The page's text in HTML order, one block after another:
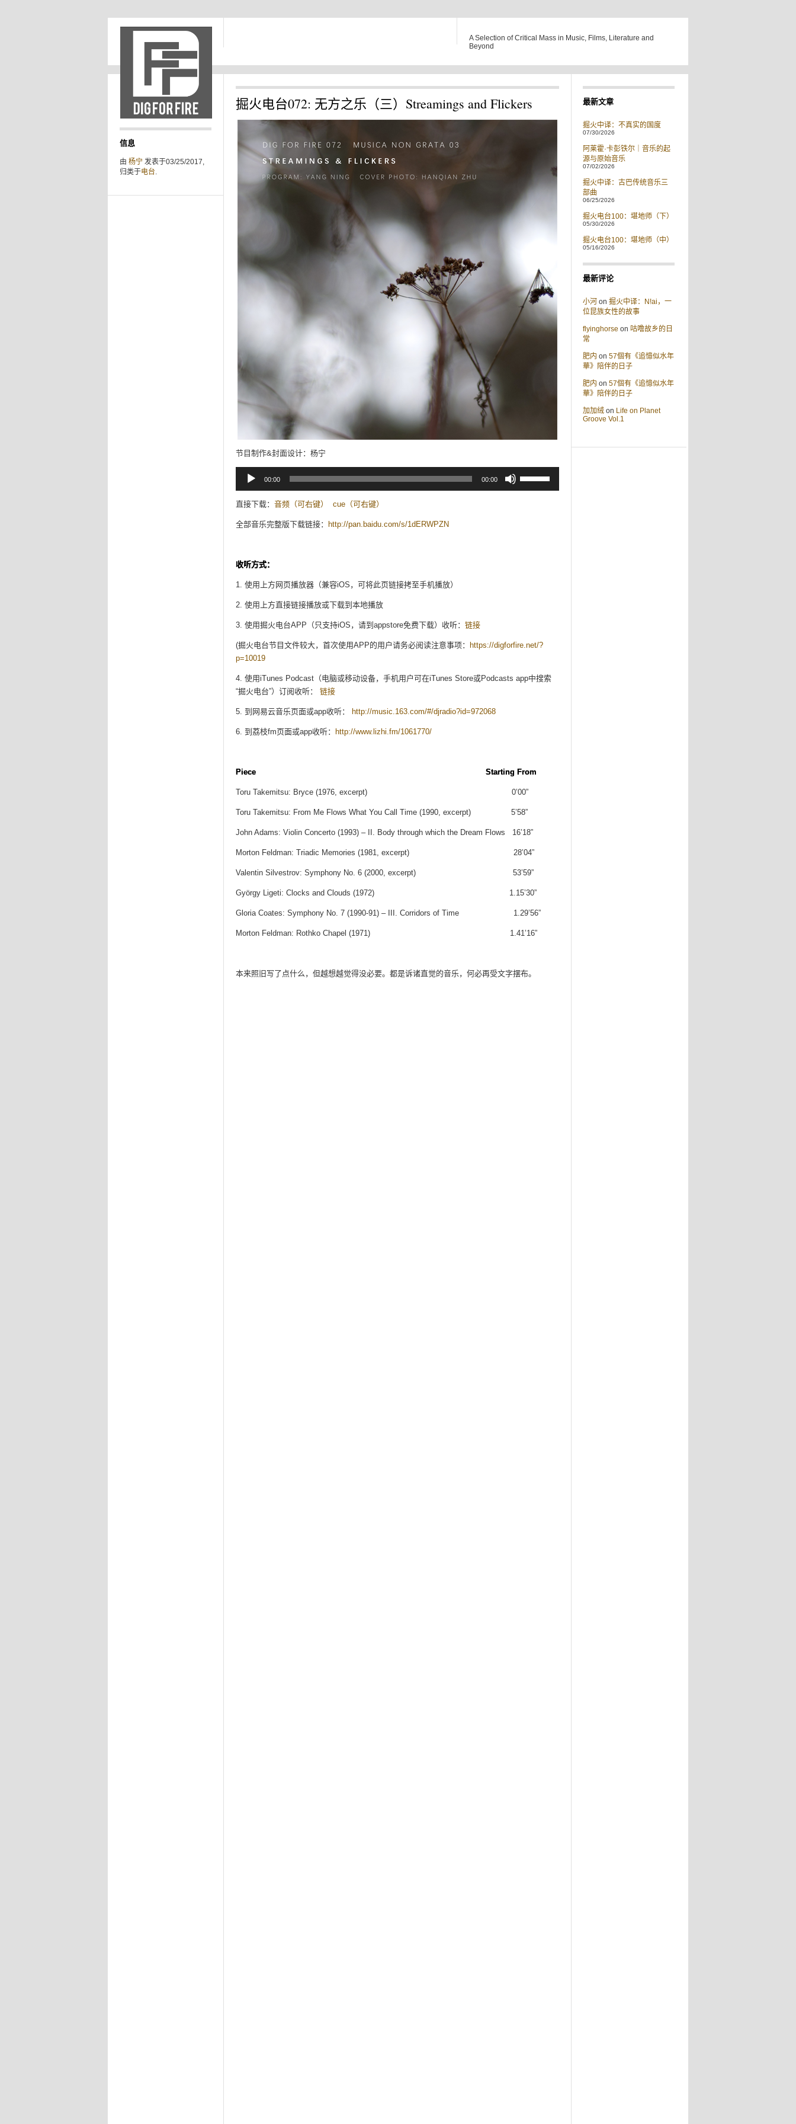
A Selection of Critical Mass in Music, Films, Literature and
Beyond
信息
由 杨宁 发表于03/25/2017,
归类于电台.
掘火电台072: 无方之乐（三）Streamings and Flickers
节目制作&封面设计：杨宁
播
放
00:00 00:00
用
上/
直接下载： 音频（可右键） cue（可右键）
全部音乐完整版下载链接： http://pan.baidu.com/s/1dERWPZN
收听方式：
1. 使用上方网页播放器（兼容iOS，可将此页链接拷至手机播放）
2. 使用上方直接链接播放或下载到本地播放
3. 使用掘火电台APP（只支持iOS，请到appstore免费下载）收听： 链接
(掘火电台节目文件较大，首次使用APP的用户请务必阅读注意事项：
https://digforfire.net/?
p=10019
4. 使用iTunes Podcast（电脑或移动设备，手机用户可在iTunes Store或Podcasts app中搜索
“掘火电台”）订阅收听： 链接
5. 到网易云音乐页面或app收听： http://music.163.com/#/djradio?id=972068
6. 到荔枝fm页面或app收听： http://www.lizhi.fm/1061770/
Piece Starting From
Toru Takemitsu: Bryce (1976, excerpt) 0’00”
Toru Takemitsu: From Me Flows What You Call Time (1990, excerpt) 5’58”
John Adams: Violin Concerto (1993) – II. Body through which the Dream Flows 16’18”
Morton Feldman: Triadic Memories (1981, excerpt) 28’04”
Valentin Silvestrov: Symphony No. 6 (2000, excerpt) 53’59”
György Ligeti: Clocks and Clouds (1972) 1.15’30”
Gloria Coates: Symphony No. 7 (1990-91) – III. Corridors of Time 1.29’56”
Morton Feldman: Rothko Chapel (1971) 1.41’16”
本来照旧写了点什么，但越想越觉得没必要。都是诉诸直觉的音乐，何必再受文字摆布。
最新文章
掘火中译：不真实的国度
07/30/2026
阿莱霍·卡彭铁尔｜音乐的起
源与原始音乐
07/02/2026
掘火中译：古巴传统音乐三
部曲
06/25/2026
掘火电台100：堪地师（下）
05/30/2026
掘火电台100：堪地师（中）
05/16/2026
最新评论
小河 on 掘火中译：N!ai，一
位昆族女性的故事
flyinghorse on 咕噜故乡的日
常
肥内 on 57個有《追憶似水年
華》陪伴的日子
肥内 on 57個有《追憶似水年
華》陪伴的日子
加加绒 on Life on Planet
Groove Vol.1